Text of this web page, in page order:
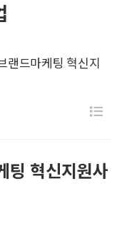
드마케팅 혁신지
팅 혁신지원사